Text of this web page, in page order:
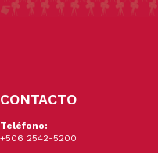
CONTACTO
Teléfono:
+506 2542-5200